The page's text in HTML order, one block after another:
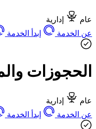
عام
إدارية
عن الخدمة
إبدأ الخدمة
الحجوزات
عام
إدارية
عن الخدمة
إبدأ الخدمة